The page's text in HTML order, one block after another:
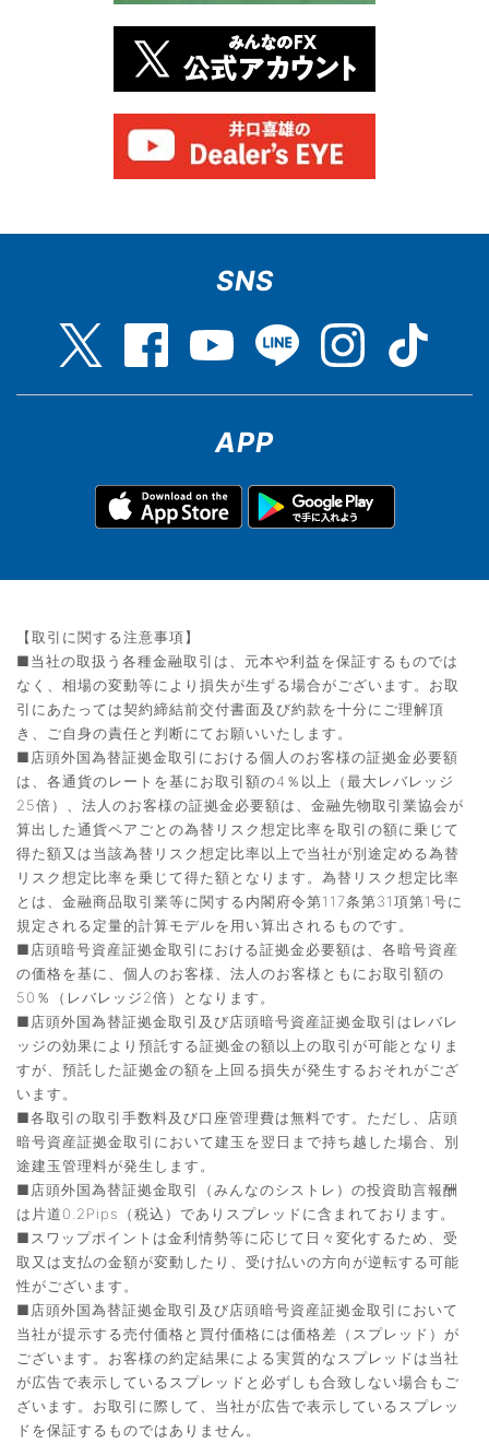
SNS
APP
【取引に関する注意事項】
■当社の取扱う各種金融取引は、元本や利益を保証するものでは
なく、相場の変動等により損失が生ずる場合がございます。お取
引にあたっては契約締結前交付書面及び約款を十分にご理解頂
き、ご自身の責任と判断にてお願いいたします。
■店頭外国為替証拠金取引における個人のお客様の証拠金必要額
は、各通貨のレートを基にお取引額の4％以上（最大レバレッジ
25倍）、法人のお客様の証拠金必要額は、金融先物取引業協会が
算出した通貨ペアごとの為替リスク想定比率を取引の額に乗じて
得た額又は当該為替リスク想定比率以上で当社が別途定める為替
リスク想定比率を乗じて得た額となります。為替リスク想定比率
とは、金融商品取引業等に関する内閣府令第117条第31項第1号に
規定される定量的計算モデルを用い算出されるものです。
■店頭暗号資産証拠金取引における証拠金必要額は、各暗号資産
の価格を基に、個人のお客様、法人のお客様ともにお取引額の
50％（レバレッジ2倍）となります。
■店頭外国為替証拠金取引及び店頭暗号資産証拠金取引はレバレ
ッジの効果により預託する証拠金の額以上の取引が可能となりま
すが、預託した証拠金の額を上回る損失が発生するおそれがござ
います。
■各取引の取引手数料及び口座管理費は無料です。ただし、店頭
暗号資産証拠金取引において建玉を翌日まで持ち越した場合、別
途建玉管理料が発生します。
■店頭外国為替証拠金取引（みんなのシストレ）の投資助言報酬
は片道0.2Pips（税込）でありスプレッドに含まれております。
■スワップポイントは金利情勢等に応じて日々変化するため、受
取又は支払の金額が変動したり、受け払いの方向が逆転する可能
性がございます。
■店頭外国為替証拠金取引及び店頭暗号資産証拠金取引において
当社が提示する売付価格と買付価格には価格差（スプレッド）が
ございます。お客様の約定結果による実質的なスプレッドは当社
が広告で表示しているスプレッドと必ずしも合致しない場合もご
ざいます。お取引に際して、当社が広告で表示しているスプレッ
ドを保証するものではありません。